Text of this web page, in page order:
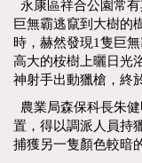
永康區祥合公園常
巨無霸逃竄到大樹的
時，赫然發現1隻巨
高大的桉樹上曬日光
神射手出動獵槍，終
農業局森保科長朱
置，得以調派人員持
捕獲另一隻顏色較暗